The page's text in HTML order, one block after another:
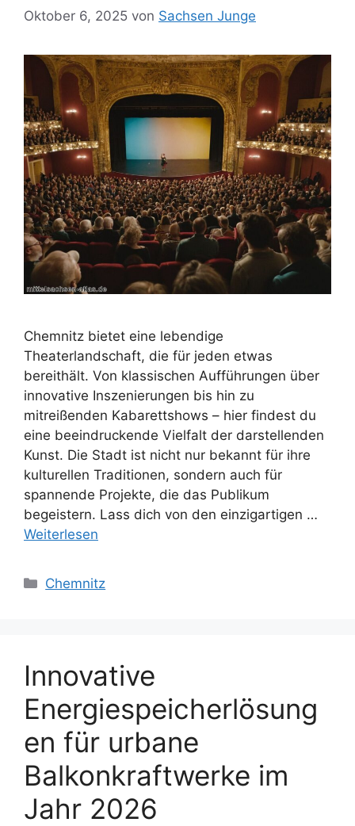
Oktober 6, 2025 von Sachsen Junge
Chemnitz bietet eine lebendige
Theaterlandschaft, die für jeden etwas
bereithält. Von klassischen Aufführungen über
innovative Inszenierungen bis hin zu
mitreißenden Kabarettshows – hier findest du
eine beeindruckende Vielfalt der darstellenden
Kunst. Die Stadt ist nicht nur bekannt für ihre
kulturellen Traditionen, sondern auch für
spannende Projekte, die das Publikum
begeistern. Lass dich von den einzigartigen …
Weiterlesen
Kategorien
Chemnitz
Innovative
Energiespeicherlösung
en für urbane
Balkonkraftwerke im
Jahr 2026